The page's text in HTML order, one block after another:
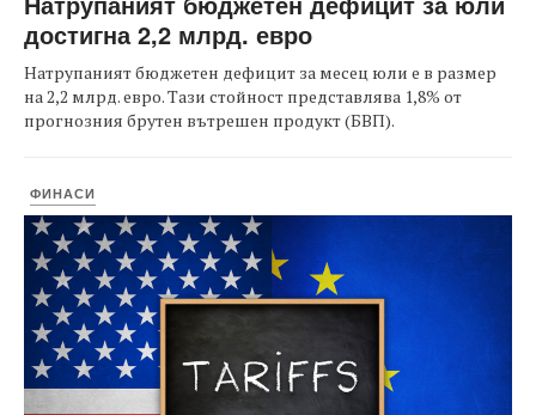
достигна 2,2 млрд. евро
Натрупаният бюджетен дефицит за месец юли е в размер
на 2,2 млрд. евро. Тази стойност представлява 1,8% от
прогнозния брутен вътрешен продукт (БВП).
ФИНАСИ